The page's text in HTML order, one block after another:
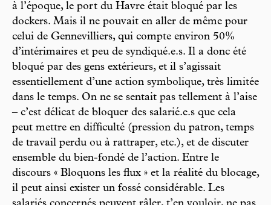
à l’époque, le port du Havre était bloqué par les
dockers. Mais il ne pouvait en aller de même pour
celui de Gennevilliers, qui compte environ 50%
d’intérimaires et peu de syndiqué.e.s. Il a donc été
bloqué par des gens extérieurs, et il s’agissait
essentiellement d’une action symbolique, très limitée
dans le temps. On ne se sentait pas tellement à l’aise
– c’est délicat de bloquer des salarié.e.s que cela
peut mettre en difficulté (pression du patron, temps
de travail perdu ou à rattraper, etc.), et de discuter
ensemble du bien-fondé de l’action. Entre le
discours « Bloquons les flux » et la réalité du blocage,
il peut ainsi exister un fossé considérable. Les